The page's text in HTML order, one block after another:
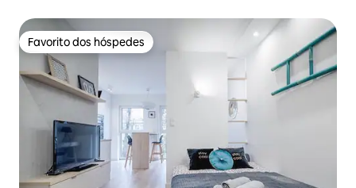
Favorito dos hóspedes
Favorito dos hóspedes